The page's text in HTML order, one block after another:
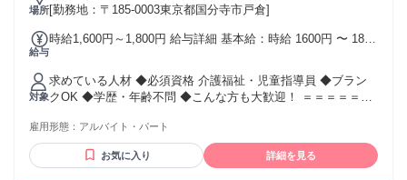
場所[勤務地：〒185-0003東京都国分寺市戸倉]
給与
時給1,600円～1,800円 給与詳細 基本給：時給 1600円 〜 1800
対象
求めている人材 ◆必須資格 介護福祉・児童指導員 ◆ブラン
クOK ◆学歴・年齢不問 ◆こんな方も大歓迎！ ＝＝＝＝＝＝
ら働きたい方 ◆一人一人に寄り添った看護をしたい方 ◆小規
模施設で働きたい方 ＝＝＝＝＝＝＝＝＝＝ ●障がい児者支援
の経験が活かせます ●児童発達支援・放課後等デイサービ
雇用形態： アルバイト・パート
お気に入り 詳細を見る